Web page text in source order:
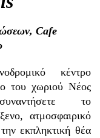
Cafe
κέντρο
του χωριού Νέος
το
ατμοσφαιρικό
εκπληκτική θέα